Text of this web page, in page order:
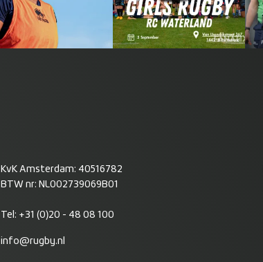
KvK Amsterdam: 40516782
BTW nr: NL002739069B01
Tel: +31 (0)20 - 48 08 100
info@rugby.nl